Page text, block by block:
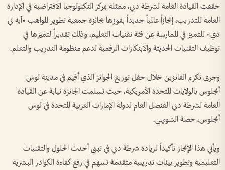
حققت القيادة العامة لشرطة دبي، ممثلة بمركز التكنولوجيا الافتراضية في الإدارة
العامة للتدريب، إنجازاً عالمياً جديداً بفوزها بجائزة جمعية تطوير المواهب «آيه تي
دي» للتميز في الممارسة عن فئة تقنيات التعليم، وذلك تقديراً لتميزها في
توظيف التقنيات الحديثة والابتكارات الرقمية لدعم منظومة التدريب والتعلم.
وجرى تكريم الفائزين خلال حفل توزيع الجوائز الذي أقيم في مدينة لوس
أنجلوس بالولايات المتحدة الأمريكية، حيث تسلمت الجائزة نيابة عن القيادة
العامة لشرطة دبي القنصل العام لدولة الإمارات العربية المتحدة في لوس
أنجلوس، حصة الشويهي.
ويأتي هذا الإنجاز تأكيداً لريادة شرطة دبي في تبني أحدث الحلول والتقنيات
التعليمية وتطوير بيئات تدريبية متقدمة تسهم في رفع كفاءة الكوادر البشرية